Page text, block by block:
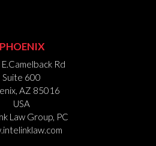
PHOENIX
Rd
Suite 600
AZ 85016
USA
Law Group, PC